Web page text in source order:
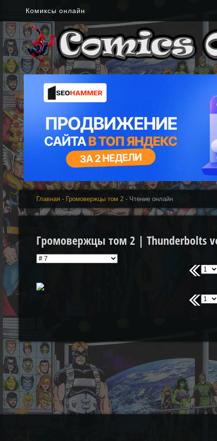
Комиксы онлайн
Главная - Громовержцы том 2 - Чтение онлайн
Громовержцы том 2 | Thunderbolts